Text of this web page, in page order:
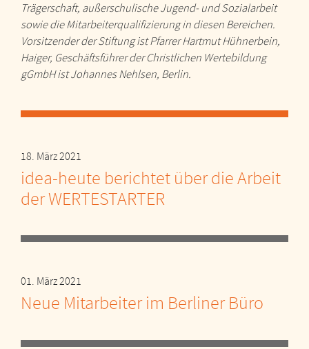
Trägerschaft, außerschulische Jugend- und Sozialarbeit
sowie die Mitarbeiterqualifizierung in diesen Bereichen.
Vorsitzender der Stiftung ist Pfarrer Hartmut Hühnerbein,
Haiger, Geschäftsführer der Christlichen Wertebildung
gGmbH ist Johannes Nehlsen, Berlin.
18. März 2021
idea-heute berichtet über die Arbeit
der WERTESTARTER
01. März 2021
Neue Mitarbeiter im Berliner Büro